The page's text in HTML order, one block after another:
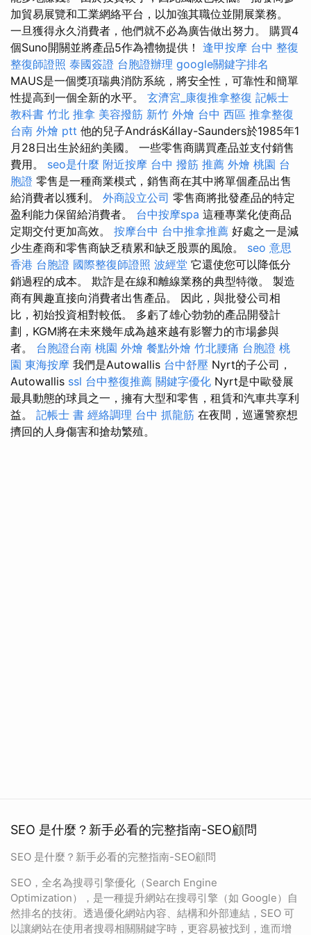
加貿易展覽和工業網絡平台，以加強其職位並開展業務。
一旦獲得永久消費者，他們就不必為廣告做出努力。 購買4
個Suno開關並將產品5作為禮物提供！ 逢甲按摩 台中 整復
整復師證照 泰國簽證 台胞證辦理 google關鍵字排名
MAUS是一個獎項瑞典消防系統，將安全性，可靠性和簡單
性提高到一個全新的水平。 玄濟宮_康復推拿整復 記帳士
教科書 竹北 推拿 美容撥筋 新竹 外燴 台中 西區 推拿整復
台南 外燴 ptt 他的兒子AndrásKállay-Saunders於1985年1
月28日出生於紐約美國。 一些零售商購買產品並支付銷售
費用。 seo是什麼 附近按摩 台中 撥筋 推薦 外燴 桃園 台
胞證 零售是一種商業模式，銷售商在其中將單個產品出售
給消費者以獲利。 外商設立公司 零售商將批發產品的特定
盈利能力保留給消費者。 台中按摩spa 這種專業化使商品
定期交付更加高效。 按摩台中 台中推拿推薦 好處之一是減
少生產商和零售商缺乏積累和缺乏股票的風險。 seo 意思
香港 台胞證 國際整復師證照 波經堂 它還使您可以降低分
銷過程的成本。 欺詐是在線和離線業務的典型特徵。 製造
商有興趣直接向消費​​者出售產品。 因此，與批發公司相
比，初始投資相對較低。 多虧了雄心勃勃的產品開發計
劃，KGM將在未來幾年成為越來越有影響力的市場參與
者。 台胞證台南 桃園 外燴 餐點外燴 竹北腰痛 台胞證 桃
園 東海按摩 我們是Autowallis 台中舒壓 Nyrt的子公司，
Autowallis ssl 台中整復推薦 關鍵字優化 Nyrt是中歐發展
最具動態的球員之一，擁有大型和零售，租賃和汽車共享利
益。 記帳士 書 經絡調理 台中 抓龍筋 在夜間，巡邏警察想
擠回的人身傷害和搶劫繁殖。
SEO 是什麼？新手必看的完整指南-SEO顧問
SEO 是什麼？新手必看的完整指南-SEO顧問
SEO，全名為搜尋引擎優化（Search Engine
Optimization），是一種提升網站在搜尋引擎（如 Google）自
然排名的技術。透過優化網站內容、結構和外部連結，SEO 可
以讓網站在使用者搜尋相關關鍵字時，更容易被找到，進而增